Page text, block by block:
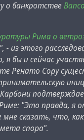
о банкротстве
Рима о
- из этого
бы и сейчас
Ренато Сору
"Это правда, я
сказать, что,
спора".